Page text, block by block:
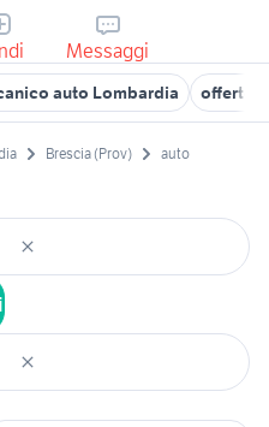
Messaggi
auto Lombardia offerte
Brescia (Prov) auto